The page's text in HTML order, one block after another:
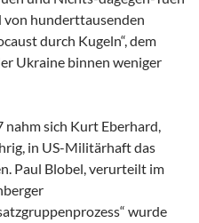
von hunderttausenden
durch Kugeln“, dem
Ukraine binnen weniger
nahm sich Kurt Eberhard,
in US-Militärhaft das
Paul Blobel, verurteilt im
wurde